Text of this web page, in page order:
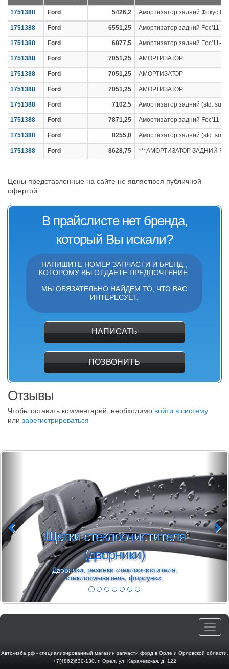
1751388 Ford 5426,2 Амортизатор задний Фокус III
1751388 Ford 6551,25 Амортизатор задний Foc'11-
1751388 Ford 6877,5 Амортизатор задний Foc'11-
1751388 Ford 7051,25 АМОРТИЗАТОР
1751388 Ford 7051,25 АМОРТИЗАТОР
1751388 Ford 7051,25 АМОРТИЗАТОР
1751388 Ford 7102,5 Амортизатор задний (std.
1751388 Ford 7871,25 Амортизатор задний Foc'11-
1751388 Ford 8255,0 Амортизатор задний (std.
1751388 Ford 8628,75 ***АМОРТИЗАТОР ЗАДНИЙ
Цены представленные на сайте не являетюся публичной
офертой.
В прайслисте нет бренда,
который Вы искали?
НАПИШИТЕ НОМЕР ЗАПЧАСТИ И БРЕНД ,
КОТОРОМУ ВЫ ОТДАЕТЕ ПРЕДПОЧТЕНИЕ.
МЫ ОБЯЗАТЕЛЬНО НАЙДЕМ ТО, ЧТО ВАС
ИНТЕРЕСУЕТ.
НАПИСАТЬ
ПОЗВОНИТЬ
Отзывы
Чтобы оставить комментарий, необходимо войти в систему
или зарегистрироваться
Щетки стеклоочистителя
(дворники)
Дворники, резинки стеклоочистителя,
стеклоомыватель, форсунки.
Toggle
Авто-изба.рф - специализированный магазин запчасти форд в Орле и Орловской области.
+7(4862)630-130, г. Орел, ул. Карачевская, д. 122